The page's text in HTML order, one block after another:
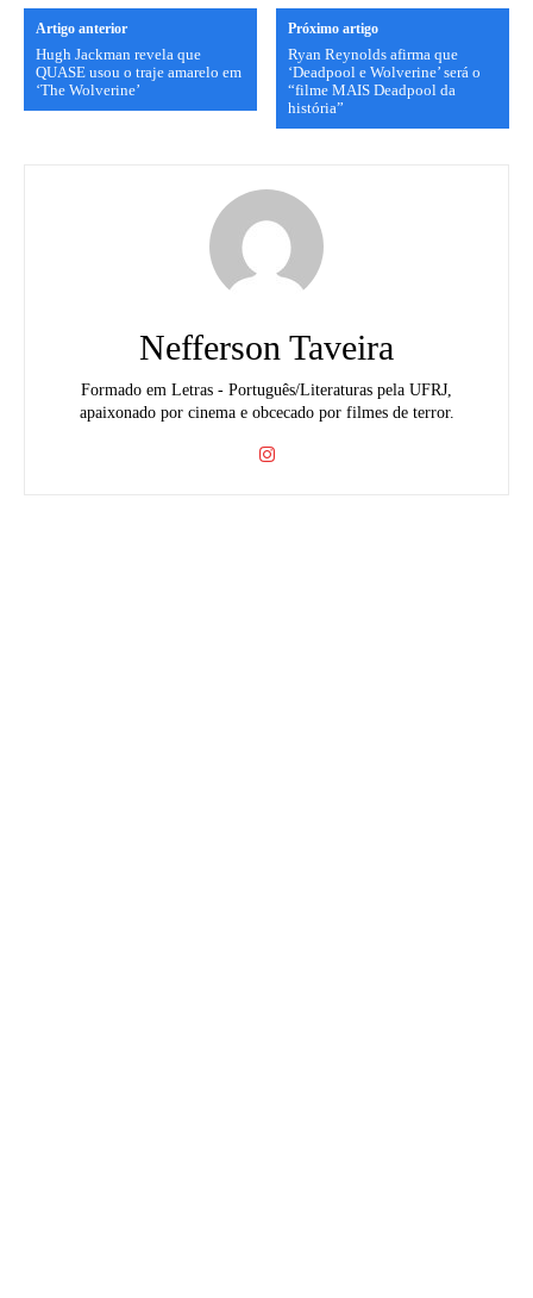
Artigo anterior
Hugh Jackman revela que
QUASE usou o traje amarelo em
‘The Wolverine’
Próximo artigo
Ryan Reynolds afirma que
‘Deadpool e Wolverine’ será o
“filme MAIS Deadpool da
história”
Nefferson Taveira
Formado em Letras - Português/Literaturas pela UFRJ,
apaixonado por cinema e obcecado por filmes de terror.